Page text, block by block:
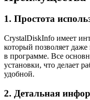
1. Простота
CrystalDiskInfo имеет
который позволяет даже
в программе. Все
установки, что делает
удобной.
2. Детальная